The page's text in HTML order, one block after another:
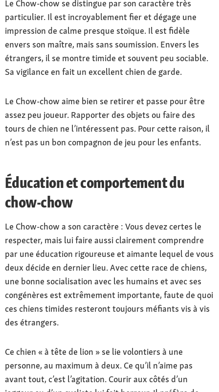
Le Chow-chow se distingue par son caractère très
particulier. Il est incroyablement fier et dégage une
impression de calme presque stoïque. Il est fidèle
envers son maître, mais sans soumission. Envers les
étrangers, il se montre timide et souvent peu sociable.
Sa vigilance en fait un excellent chien de garde.
Le Chow-chow aime bien se retirer et passe pour être
assez peu joueur. Rapporter des objets ou faire des
tours de chien ne l’intéressent pas. Pour cette raison, il
n’est pas un bon compagnon de jeu pour les enfants.
Éducation et comportement du
chow-chow
Le Chow-chow a son caractère : Vous devez certes le
respecter, mais lui faire aussi clairement comprendre
par une éducation rigoureuse et aimante lequel de vous
deux décide en dernier lieu. Avec cette race de chiens,
une bonne socialisation avec les humains et avec ses
congénères est extrêmement importante, faute de quoi
ces chiens timides resteront toujours méfiants vis à vis
des étrangers.
Ce chien « à tête de lion » se lie volontiers à une
personne, au maximum à deux. Ce qu’il n’aime pas
avant tout, c’est l’agitation. Courir aux côtés d’un